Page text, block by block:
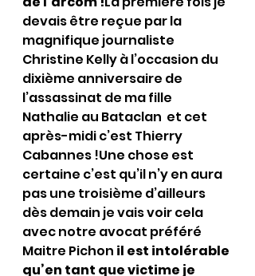
devais être reçue par la
magnifique journaliste
Christine Kelly à l’occasion du
dixième anniversaire de
l’assassinat de ma fille
Nathalie au Bataclan  et cet
après-midi c’est Thierry
Cabannes !Une chose est
certaine c’est qu’il n’y en aura
pas une troisième d’ailleurs
dès demain je vais voir cela
avec notre avocat préféré
Maitre Pichon il est intolérable
qu’en tant que victime je